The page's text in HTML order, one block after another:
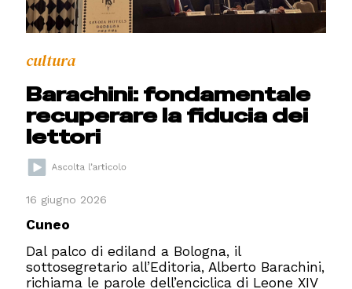
cultura
Barachini: fondamentale
recuperare la fiducia dei
lettori
16 giugno 2026
Cuneo
Dal palco di ediland a Bologna, il
sottosegretario all’Editoria, Alberto Barachini,
richiama le parole dell’enciclica di Leone XIV